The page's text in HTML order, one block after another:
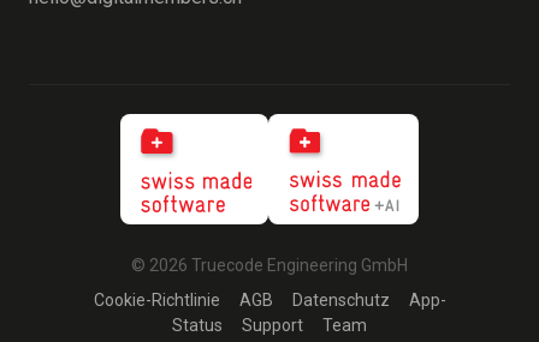
© 2026 Truecode Engineering GmbH
Cookie-Richtlinie
AGB Datenschutz
App-
Status
Support Team